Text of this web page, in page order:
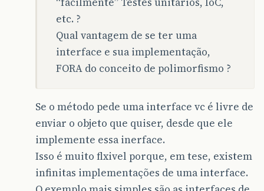
etc. ?
Qual vantagem de se ter uma
interface e sua implementação,
FORA do conceito de polimorfismo ?
Se o método pede uma interface vc é livre de
enviar o objeto que quiser, desde que ele
implemente essa inerface.
Isso é muito flxivel porque, em tese, existem
infinitas implementações de uma interface.